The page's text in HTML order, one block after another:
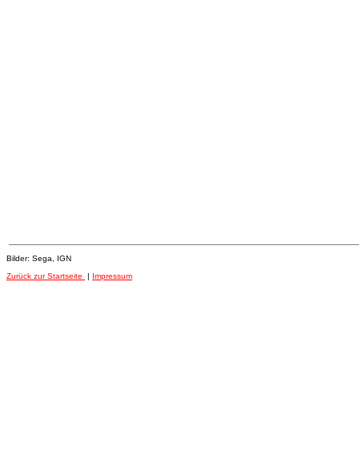
Bilder: Sega, IGN
Zurück zur Startseite
| Impressum